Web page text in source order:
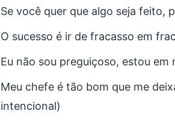
Se você quer que algo seja feito,
O sucesso é ir de fracasso em
Eu não sou preguiçoso, estou
Meu chefe é tão bom que me
intencional)